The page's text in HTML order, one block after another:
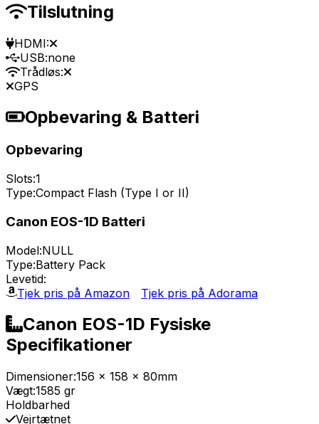
Tilslutning
HDMI:
USB:none
Trådløs:
GPS
Opbevaring & Batteri
Opbevaring
Slots:1
Type:Compact Flash (Type I or II)
Canon EOS-1D Batteri
Model:NULL
Type:Battery Pack
Levetid:
Tjek pris på Amazon
Tjek pris på Adorama
Canon EOS-1D Fysiske
Specifikationer
Dimensioner:156 x 158 x 80mm
Vægt:1585 gr
Holdbarhed
Vejrtætnet